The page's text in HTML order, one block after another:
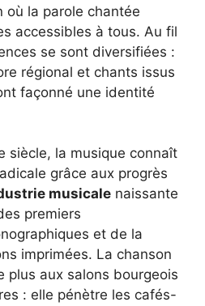
où la parole chantée
accessibles à tous. Au fil
se sont diversifiées :
régional et chants issus
façonné une identité
siècle, la musique connaît
grâce aux progrès
musicale naissante
premiers
et de la
imprimées. La chanson
plus aux salons bourgeois
: elle pénètre les cafés-